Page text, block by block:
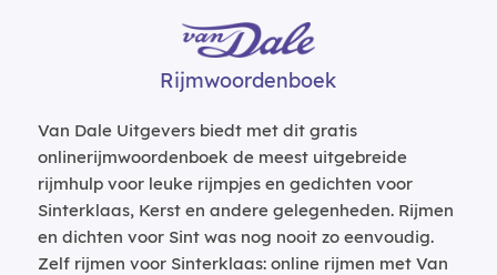
Rijmwoordenboek
Van Dale Uitgevers biedt met dit gratis
onlinerijmwoordenboek de meest uitgebreide
rijmhulp voor leuke rijmpjes en gedichten voor
Sinterklaas, Kerst en andere gelegenheden. Rijmen
en dichten voor Sint was nog nooit zo eenvoudig.
Zelf rijmen voor Sinterklaas: online rijmen met Van